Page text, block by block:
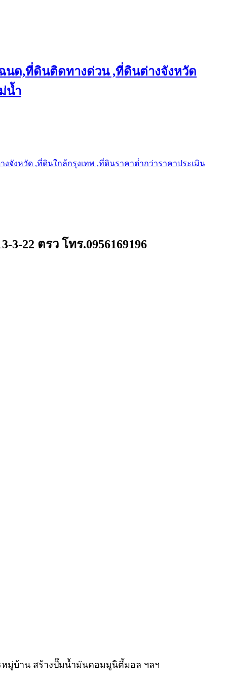
นด,ที่ดินติดทางด่วน ,ที่ดินต่างจังหวัด
น้ำ
จังหวัด ,ที่ดินใกล้กรุงเทพ ,ที่ดินราคาต่ํากว่าราคาประเมิน
22 ตรว โทร.0956169196
หมู่บ้าน สร้างปั๊มน้ำมันคอมมูนิตี้มอล ฯลฯ